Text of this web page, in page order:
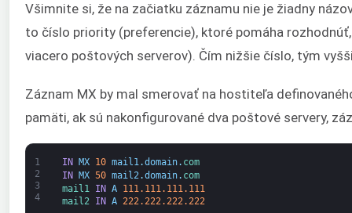
Všimnite si, že na začiatku záznamu nie je žiadny
to číslo priority (preferencie), ktoré pomáha
viacero poštových serverov). Čím nižšie číslo, tým
Záznam MX by mal smerovať na hostiteľa
pamäti, ak sú nakonfigurované dva poštové servery,
1
2
3
4
IN MX 10 mail1.domain. com
IN MX 50 mail2 .domain. com
mail1
IN A
111.111.111.111
mail2 IN A 222.222.222.222